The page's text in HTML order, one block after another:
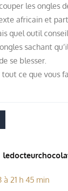
les ongles
africain et
quel outil
sachant
se blesser.
ce que vous
à 21 h 45 min